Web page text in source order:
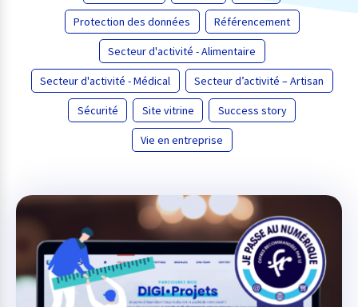
Protection des données Référencement
Secteur d'activité - Alimentaire
Secteur d'activité - Médical Secteur d’activité – Artisan
Sécurité Site vitrine Success story
Vie en entreprise